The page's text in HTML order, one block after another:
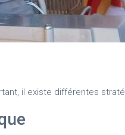
il existe différentes